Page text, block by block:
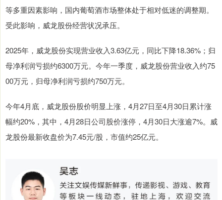
等多重因素影响，国内葡萄酒市场整体处于相对低迷的调整期。
受此影响，威龙股份经营状况承压。
2025年，威龙股份实现营业收入3.63亿元，同比下降18.36%；归
母净利润亏损约6300万元。今年一季度，威龙股份营业收入约75
00万元，归母净利润亏损约750万元。
今年4月底，威龙股份股价明显上涨，4月27日至4月30日累计涨
幅约20%，其中，4月28日公司股价涨停，4月30日大涨逾7%。威
龙股份最新收盘价为7.45元/股，市值约25亿元。